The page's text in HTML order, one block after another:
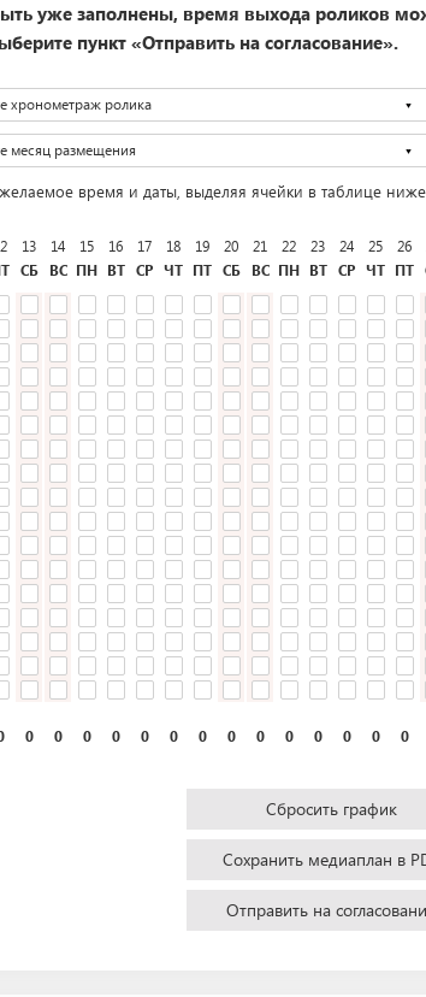
уже заполнены, время выхода роликов
пункт «Отправить на согласование».
хронометраж ролика
месяц размещения
время и даты, выделяя ячейки в таблице ниже
13
СБ
14
ВС
15
ПН
16
ВТ
17
СР
18
ЧТ
19
ПТ
20
СБ
21
ВС
22
ПН
23
ВТ
24
СР
25
ЧТ
26
ПТ
0 0 0 0 0 0 0 0 0 0 0 0 0 0
Сбросить график
Сохранить медиаплан в
Отправить на